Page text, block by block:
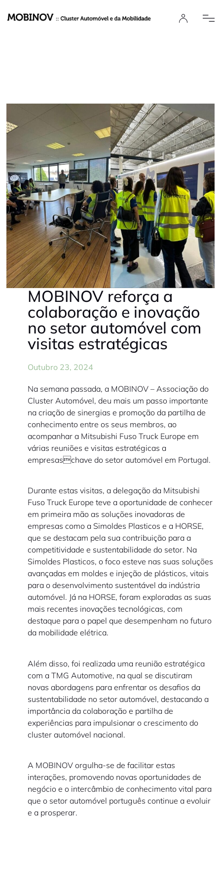
MOBINOV reforça a
colaboração e inovação
no setor automóvel com
visitas estratégicas
Outubro 23, 2024
Na semana passada, a MOBINOV – Associação do
Cluster Automóvel, deu mais um passo importante
na criação de sinergias e promoção da partilha de
conhecimento entre os seus membros, ao
acompanhar a Mitsubishi Fuso Truck Europe em
várias reuniões e visitas estratégicas a
empresaschave do setor automóvel em Portugal.
Durante estas visitas, a delegação da Mitsubishi
Fuso Truck Europe teve a oportunidade de conhecer
em primeira mão as soluções inovadoras de
empresas como a Simoldes Plasticos e a HORSE,
que se destacam pela sua contribuição para a
competitividade e sustentabilidade do setor. Na
Simoldes Plasticos, o foco esteve nas suas soluções
avançadas em moldes e injeção de plásticos, vitais
para o desenvolvimento sustentável da indústria
automóvel. Já na HORSE, foram exploradas as suas
mais recentes inovações tecnológicas, com
destaque para o papel que desempenham no futuro
da mobilidade elétrica.
Além disso, foi realizada uma reunião estratégica
com a TMG Automotive, na qual se discutiram
novas abordagens para enfrentar os desafios da
sustentabilidade no setor automóvel, destacando a
importância da colaboração e partilha de
experiências para impulsionar o crescimento do
cluster automóvel nacional.
A MOBINOV orgulha-se de facilitar estas
interações, promovendo novas oportunidades de
negócio e o intercâmbio de conhecimento vital para
que o setor automóvel português continue a evoluir
e a prosperar.